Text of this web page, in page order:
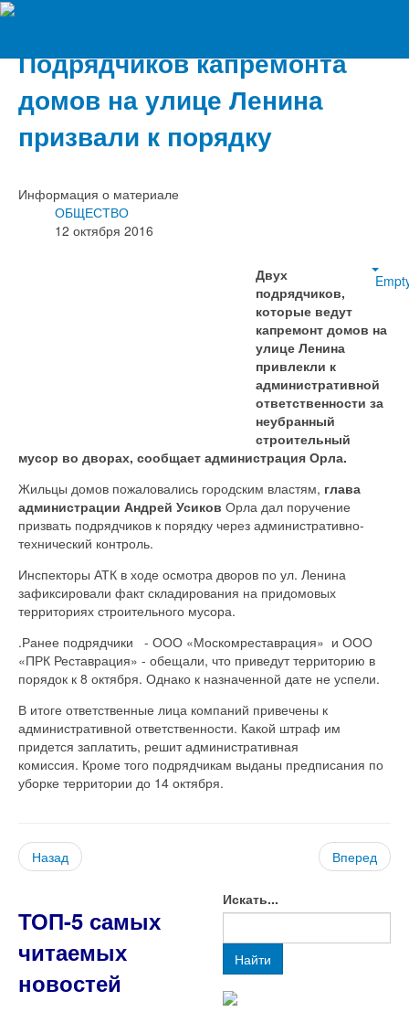
Подрядчиков капремонта
домов на улице Ленина
призвали к порядку
Информация о материале
ОБЩЕСТВО
12 октября 2016
Двух
подрядчиков,
которые ведут
капремонт домов на
улице Ленина
привлекли к
административной
ответственности за
неубранный
строительный
мусор во дворах, сообщает администрация Орла.
Жильцы домов пожаловались городским властям, глава
администрации Андрей Усиков Орла дал поручение
призвать подрядчиков к порядку через административно-
технический контроль.
Инспекторы АТК в ходе осмотра дворов по ул. Ленина
зафиксировали факт складирования на придомовых
территориях строительного мусора.
.Ранее подрядчики - ООО «Москомреставрация» и ООО
«ПРК Реставрация» - обещали, что приведут территорию в
порядок к 8 октября. Однако к назначенной дате не успели.
В итоге ответственные лица компаний привечены к
административной ответственности. Какой штраф им
придется заплатить, решит административная
комиссия. Кроме того подрядчикам выданы предписания по
уборке территории до 14 октября.
Назад Вперед
ТОП-5 самых
читаемых
новостей
Искать...
Найти